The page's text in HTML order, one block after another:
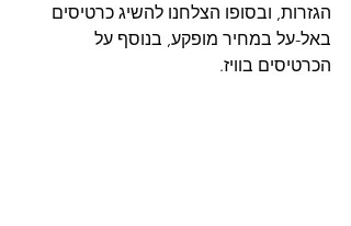
הגזרות, ובסופו הצלחנו להשיג כרטיסים
באל-על במחיר מופקע, בנוסף על
הכרטיסים בוויז.